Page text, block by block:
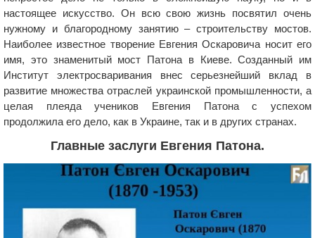
настоящее искусство. Он всю свою жизнь посвятил очень
нужному и благородному занятию – строительству мостов.
Наиболее известное творение Евгения Оскаровича носит его
имя, это знаменитый мост Патона в Киеве. Созданный им
Институт электросваривания внес серьезнейший вклад в
развитие множества отраслей украинской промышленности, а
целая плеяда учеников Евгения Патона с успехом
продолжила его дело, как в Украине, так и в других странах.
Главные заслуги Евгения Патона.